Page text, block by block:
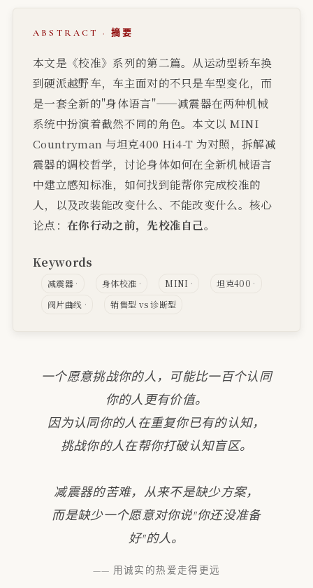
ABSTRACT · 摘要
本文是《校准》系列的第二篇。从运动型轿车换
到硬派越野车，车主面对的不只是车型变化，而
是一套全新的"身体语言"——减震器在两种机械
系统中扮演着截然不同的角色。本文以 MINI
Countryman 与坦克400 Hi4-T 为对照，拆解减
震器的调校哲学，讨论身体如何在全新机械语言
中建立感知标准，如何找到能帮你完成校准的
人，以及改装能改变什么、不能改变什么。核心
论点： 在你行动之前，先校准自己。
Keywords
减震器 身体校准 MINI
坦克400
阀片曲线
销售型 vs 诊断型
一个愿意挑战你的人，可能比一百个认同
你的人更有价值。
因为认同你的人在重复你已有的认知，
挑战你的人在帮你打破认知盲区。
减震器的苦难，从来不是缺少方案，
而是缺少一个愿意对你说"你还没准备
好"的人。
—— 用诚实的热爱走得更远